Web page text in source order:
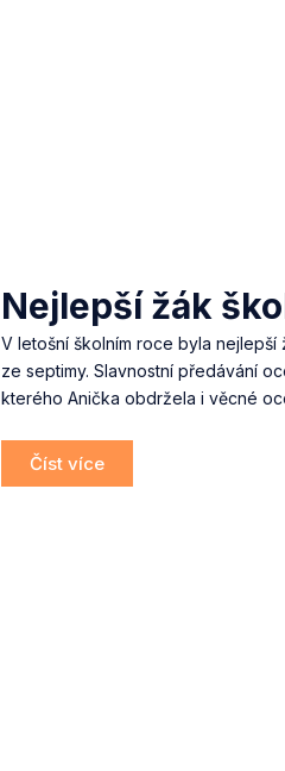
Nejlepší žák
V letošní školním roce byla
ze septimy. Slavnostní předávání
kterého Anička obdržela i věcné
Číst více